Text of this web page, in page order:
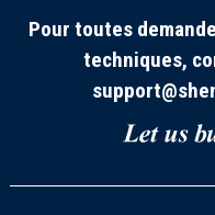
Pour toutes
techniques,